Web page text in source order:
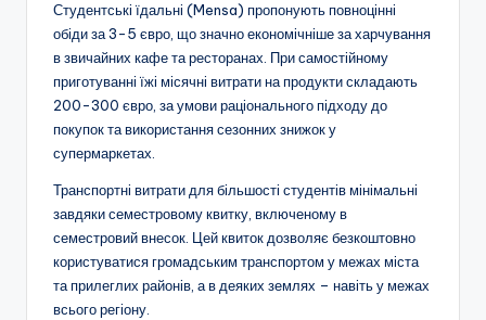
Студентські їдальні (Mensa) пропонують повноцінні
обіди за 3-5 євро, що значно економічніше за харчування
в звичайних кафе та ресторанах. При самостійному
приготуванні їжі місячні витрати на продукти складають
200-300 євро, за умови раціонального підходу до
покупок та використання сезонних знижок у
супермаркетах.
Транспортні витрати для більшості студентів мінімальні
завдяки семестровому квитку, включеному в
семестровий внесок. Цей квиток дозволяє безкоштовно
користуватися громадським транспортом у межах міста
та прилеглих районів, а в деяких землях – навіть у межах
всього регіону.